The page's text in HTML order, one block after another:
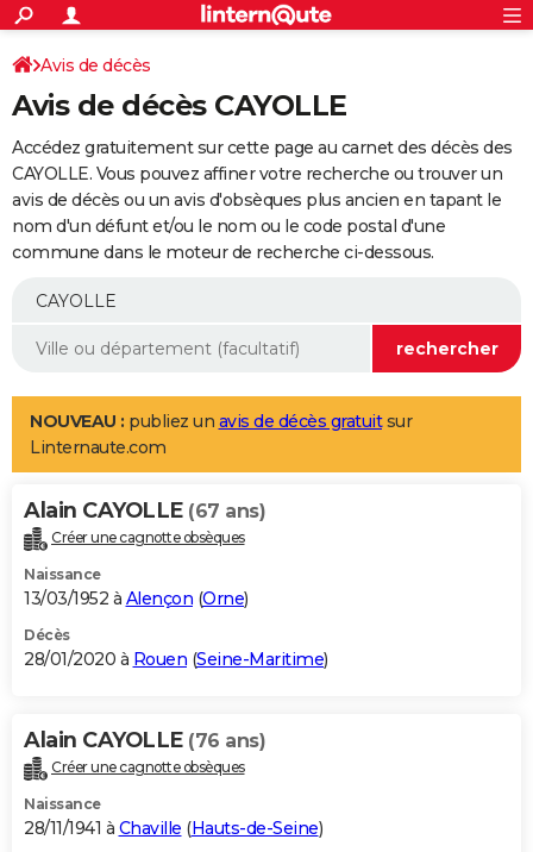
ACTUALITÉS
Politique
Société
Faits Divers
Education
Monde
Villes
+
SPORT
Coupe du monde 2026
Football
Tennis
Cyclisme
Rugby
Forum
Programme TV
TNT
Streaming
Cinéma
Sorties cinéma
Musique
+
FINANCE
Retraite
Epargne
Immobilier
Risques naturels par ville
Banque
Assurance
AUTO
Essais
Réserver un essai
Citadines
Berlines
SUV
Forum auto
+
Mobiles
Meilleur smartphone
Internet
Ordinateurs
Jeux vidéo
Guide high-tech
Aménagement intérieur
LIFESTYLE
Art de vivre
Bien-être
Loisirs
Mode
Modes de vie
Alimentation
Guide de la santé
Maladies
Médicaments
Sommeil
VOYAGE
Destinations
City break
Voyage nature
Voyage de noces
Forum
Climat
+PHOTO
GUIDES D'ACHAT
BONS PLANS
Carte de Noël
Carte Bonne année
Carte Saint-Valentin
Carte Pâques
Carte d'anniversaire
DICTIONNAIRE
Dictionnaire
Biographies
Citations
Expressions
Proverbes
PROGRAMME TV
Avis de décès
Avis de décès CAYOLLE
Accédez gratuitement sur cette page au carnet des décès des
CAYOLLE. Vous pouvez affiner votre recherche ou trouver un
avis de décès ou un avis d'obsèques plus ancien en tapant le
nom d'un défunt et/ou le nom ou le code postal d'une
commune dans le moteur de recherche ci-dessous.
NOUVEAU : publiez un avis de décès gratuitsur
Linternaute.com
Alain CAYOLLE (67 ans)
Créer une cagnotte obsèques
Naissance
13/03/1952 à Alençon (Orne)
Décès
28/01/2020 à Rouen (Seine-Maritime)
Alain CAYOLLE (76 ans)
Créer une cagnotte obsèques
Naissance
28/11/1941 à Chaville (Hauts-de-Seine)